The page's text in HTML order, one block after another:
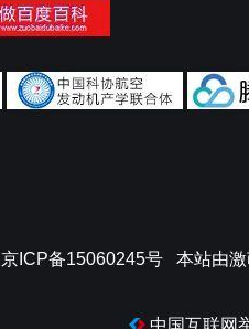
京ICP备15060245号 本站由